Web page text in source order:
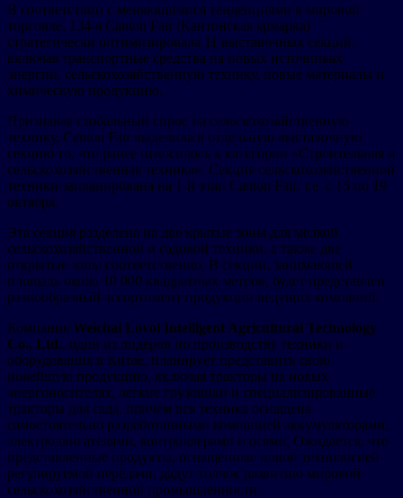
В соответствии с меняющимися тенденциями в мировой
торговле, 134-я Canton Fair (Кантонская ярмарка)
стратегически оптимизировала 11 выставочных секций,
включая транспортные средства на новых источниках
энергии, сельскохозяйственную технику, новые материалы и
химическую продукцию.
Признавая глобальный спрос на сельскохозяйственную
технику, Canton Fair выделила в отдельную выставочную
секцию то, что ранее относилось к категории «Строительная и
сельскохозяйственная техника». Секция сельскохозяйственной
техники запланирована на 1-й этап Canton Fair, т.е. с 15 по 19
октября.
Эта секция разделена на две крытые зоны для мелкой
сельскохозяйственной и садовой техники, а также две
открытые зоны соответственно. В секции, занимающей
площадь около 10 000 квадратных метров, будет представлен
разнообразный ассортимент продукции ведущих компаний.
Компания Weichai Lovol Intelligent Agricultural Technology
Co., Ltd., один из лидеров по производству техники и
оборудования в Китае, планирует представить свою
новейшую продукцию, включая тракторы на новых
энергоносителях, легкие грузовики и специализированные
тракторы для сада, причем вся техника оснащена
самостоятельно разработанными компанией аккумуляторами,
электродвигателями, контроллерами и осями. Ожидается, что
представленные продукты, оснащенные новой технологией
регулируемой передачи, дадут толчок развитию мировой
сельскохозяйственной промышленности.